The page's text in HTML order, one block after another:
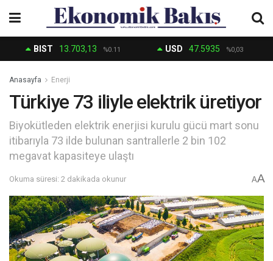
BIST 13.703,13 %0.11 USD 47.5935 %0,03
Anasayfa Enerji
Türkiye 73 iliyle elektrik üretiyor
Biyokütleden elektrik enerjisi kurulu gücü mart sonu
itibarıyla 73 ilde bulunan santrallerle 2 bin 102
megavat kapasiteye ulaştı
Okuma süresi: 2 dakikada okunur AA